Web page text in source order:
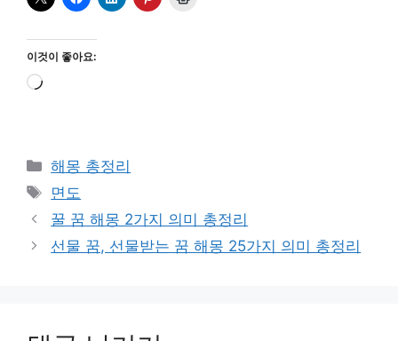
이것이 좋아요:
로
카
테
리
해몽 총정리
태
그
면도
꿀 꿈 해몽 2가지 의미 총정리
선물 꿈, 선물받는 꿈 해몽 25가지 의미 총정리